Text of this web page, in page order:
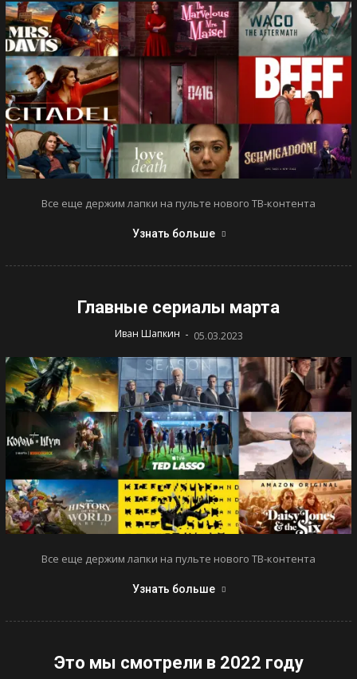
Все еще держим лапки на пульте нового ТВ-контента
Узнать больше
Главные сериалы марта
Иван Шапкин - 05.03.2023
Все еще держим лапки на пульте нового ТВ-контента
Узнать больше
Это мы смотрели в 2022 году